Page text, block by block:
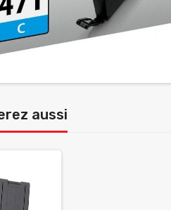
aussi